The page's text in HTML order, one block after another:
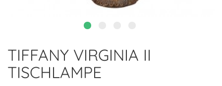
TIFFANY VIRGINIA II
TISCHLAMPE